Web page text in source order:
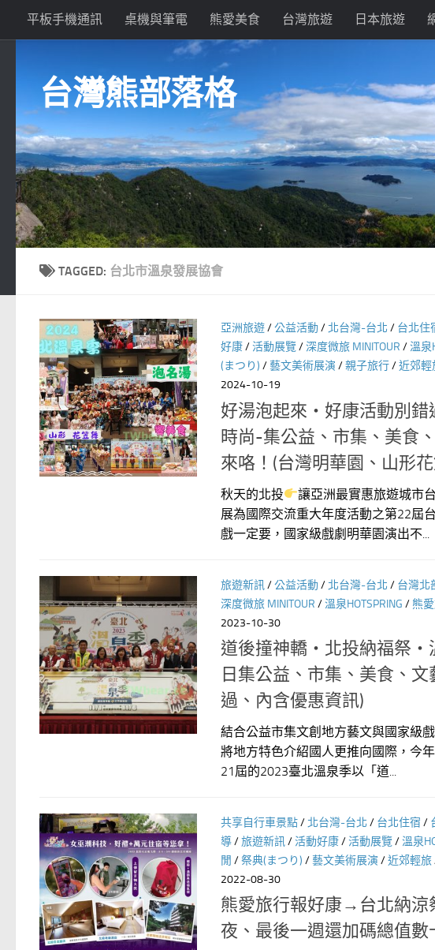
Skip to content
平板手機通訊 桌機與筆電 熊愛美食 台灣旅遊 日本旅遊
台灣熊部落格
TAGGED: 台北市溫泉發展協會
亞洲旅遊/公益活動/北台灣-台北 / 台北住
好康/活動展覽/深度微旅 MINITOUR /溫泉
(まつり) /藝文美術展演 /親子旅行/近郊輕
2024-10-19
好湯泡起來‧好康活動別
時尚-集公益、市集、美食
來咯！(台灣明華園、山形
秋天的北投
讓亞洲最實惠旅遊城市
展為國際交流重大年度活動之第22屆
戲一定要，國家級戲劇明華園演出不...
旅遊新訊/公益活動/ 北台灣-台北 / 台灣北
深度微旅 MINITOUR /溫泉HOTSPRING / 熊
2023-10-30
道後撞神轎‧北投納福祭‧
日集公益、市集、美食、
過、內含優惠資訊)
結合公益市集文創地方藝文與國家級
將地方特色介紹國人更推向國際，今
21屆的2023臺北溫泉季以「道...
共享自行車景點/ 北台灣-台北 / 台北住宿 /
導/旅遊新訊/活動好康/活動展覽/溫泉
閒 /祭典(まつり) /藝文美術展演 /近郊輕旅
2022-08-30
熊愛旅行報好康→台北納涼
夜、最後一週還加碼總值數